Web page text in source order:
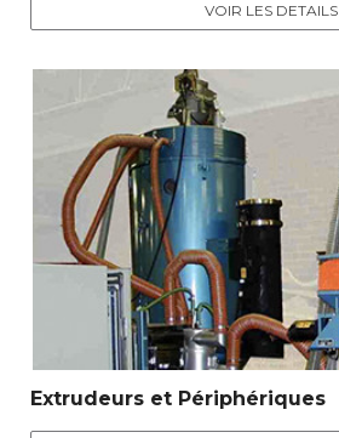
VOIR LES DETAILS
Extrudeurs et Périphériques